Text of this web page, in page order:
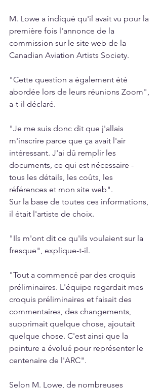
M. Lowe a indiqué qu'il avait vu pour la
première fois l'annonce de la
commission sur le site web de la
Canadian Aviation Artists Society.
"Cette question a également été
abordée lors de leurs réunions Zoom",
a-t-il déclaré.
"Je me suis donc dit que j'allais
m'inscrire parce que ça avait l'air
intéressant. J'ai dû remplir les
documents, ce qui est nécessaire -
tous les détails, les coûts, les
références et mon site web".
Sur la base de toutes ces informations,
il était l'artiste de choix.
"Ils m'ont dit ce qu'ils voulaient sur la
fresque", explique-t-il.
"Tout a commencé par des croquis
préliminaires. L'équipe regardait mes
croquis préliminaires et faisait des
commentaires, des changements,
supprimait quelque chose, ajoutait
quelque chose. C'est ainsi que la
peinture a évolué pour représenter le
centenaire de l'ARC".
Selon M. Lowe, de nombreuses